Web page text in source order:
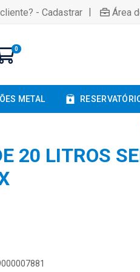
- Cadastrar | Área
0
METAL
20 LITROS